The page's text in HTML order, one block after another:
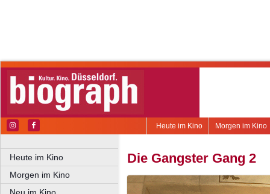
Morgen im Kino
Heute im Kino
Heute im Kino
Morgen im Kino
Die Gangster Gang 2